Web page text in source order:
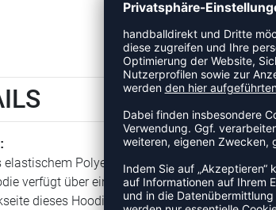
elastischem Polyesterjersey mit einer weichen,
verfügt über eine Zugschnur in der Kapuze
dieses Hoodies befinden sich